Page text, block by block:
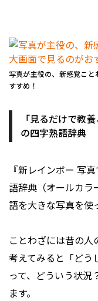
写真が主役の、新感覚こ
すすめ！
「見るだけで教
の四字熟語辞典
『新レインボー 写
語辞典（オールカ
語を大きな写真を使
ことわざには昔の人
考えてみると「どう
って、どういう状況
ます。